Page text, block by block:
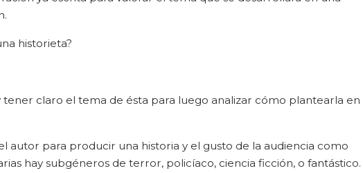
historieta?
claro el tema de ésta para luego analizar cómo plantearla en
autor para producir una historia y el gusto de la audiencia como
hay subgéneros de terror, policíaco, ciencia ficción, o fantástico.